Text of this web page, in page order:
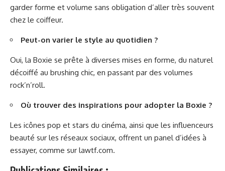
garder forme et volume sans obligation d’aller très souvent
chez le coiffeur.
Peut-on varier le style au quotidien ?
Oui, la Boxie se prête à diverses mises en forme, du naturel
décoiffé au brushing chic, en passant par des volumes
rock’n’roll.
Où trouver des inspirations pour adopter la Boxie ?
Les icônes pop et stars du cinéma, ainsi que les influenceurs
beauté sur les réseaux sociaux, offrent un panel d’idées à
essayer, comme sur lawtf.com.